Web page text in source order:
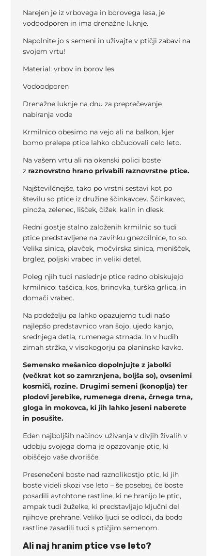
Narejen je iz vrbovega in borovega lesa, je
vodoodporen in ima drenažne luknje.
Napolnite jo s semeni in uživajte v ptičji zabavi na
svojem vrtu!
Material: vrbov in borov les
Vodoodporen
Drenažne luknje na dnu za preprečevanje
nabiranja vode
Krmilnico obesimo na vejo ali na balkon, kjer
bomo prelepe ptice lahko občudovali celo leto.
Na vašem vrtu ali na okenski polici boste
z raznovrstno hrano privabili raznovrstne ptice.
Najštevilčnejše, tako po vrstni sestavi kot po
številu so ptice iz družine ščinkavcev. Ščinkavec,
pinoža, zelenec, lišček, čižek, kalin in dlesk.
Redni gostje stalno založenih krmilnic so tudi
ptice predstavljene na zavihku gnezdilnice, to so.
Velika sinica, plavček, močvirska sinica, menišček,
brglez, poljski vrabec in veliki detel.
Poleg njih tudi naslednje ptice redno obiskujejo
krmilnico: taščica, kos, brinovka, turška grlica, in
domači vrabec.
Na podeželju pa lahko opazujemo tudi našo
najlepšo predstavnico vran šojo, ujedo kanjo,
srednjega detla, rumenega strnada. In v hudih
zimah stržka, v visokogorju pa planinsko kavko.
Semensko mešanico dopolnjujte z jabolki
(večkrat kot so zamrznjena, boljša so), ovsenimi
kosmiči, rozine. Drugimi semeni (konoplja) ter
plodovi jerebike, rumenega drena, črnega trna,
gloga in mokovca, ki jih lahko jeseni naberete
in posušite.
Eden najboljših načinov uživanja v divjih živalih v
udobju svojega doma je opazovanje ptic, ki
obiščejo vaše dvorišče.
Presenečeni boste nad raznolikostjo ptic, ki jih
boste videli skozi vse leto – še posebej, če boste
posadili avtohtone rastline, ki ne hranijo le ptic,
ampak tudi žuželke, ki predstavljajo ključni del
njihove prehrane. Veliko ljudi se odloči, da bodo
rastline zasadili tudi s ptičjim semenom.
Ali naj hranim ptice vse leto?